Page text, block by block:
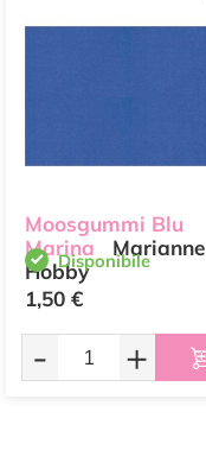
Moosgummi Blu
Marina
Marianne
HobbyDisponibile
1,50 €
- +